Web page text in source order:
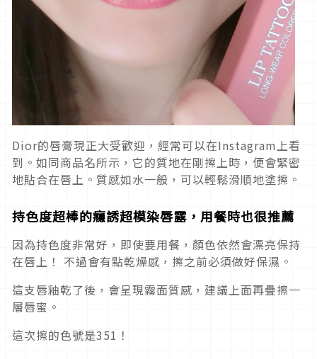
Dior的唇膏現正大受歡迎，經常可以在Instagram上看
到。如同商品名所示，它的質地在剛擦上時，便會緊密
地貼合在唇上。質感如水一般，可以輕鬆滑順地塗擦。
持色度超棒的癮誘超模染唇露，用餐時也很推薦
因為持色度非常好，即使要用餐，顏色依然會漂亮保持
在唇上！ 不過會有點乾燥感，擦之前必須做好保濕。
這支唇釉乾了後，會呈現霧面質感，建議上面再疊擦一
層唇蜜。
這次擦的色號是351！